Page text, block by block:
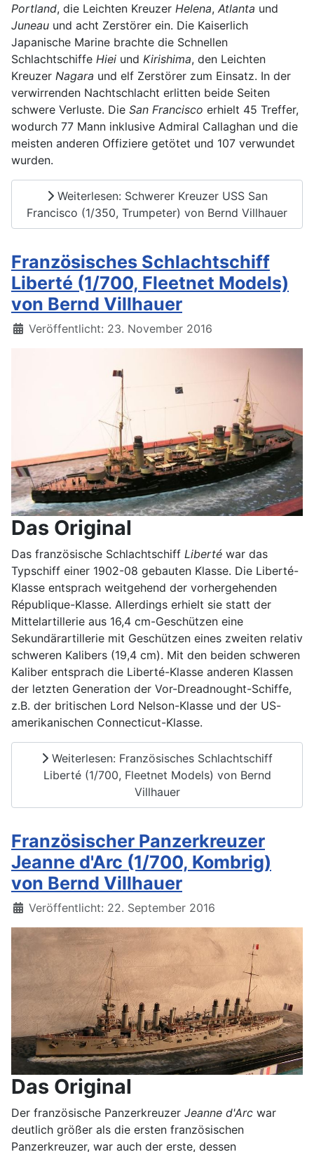
Portland, die Leichten Kreuzer Helena, Atlanta und
Juneau und acht Zerstörer ein. Die Kaiserlich
Japanische Marine brachte die Schnellen
Schlachtschiffe Hiei und Kirishima, den Leichten
Kreuzer Nagara und elf Zerstörer zum Einsatz. In der
verwirrenden Nachtschlacht erlitten beide Seiten
schwere Verluste. Die San Francisco erhielt 45 Treffer,
wodurch 77 Mann inklusive Admiral Callaghan und die
meisten anderen Offiziere getötet und 107 verwundet
wurden.
Weiterlesen: Schwerer Kreuzer USS San
Francisco (1/350, Trumpeter) von Bernd Villhauer
Französisches Schlachtschiff
Liberté (1/700, Fleetnet Models)
von Bernd Villhauer
Details
Veröffentlicht: 23. November 2016
Das Original
Das französische Schlachtschiff Liberté war das
Typschiff einer 1902-08 gebauten Klasse. Die Liberté-
Klasse entsprach weitgehend der vorhergehenden
République-Klasse. Allerdings erhielt sie statt der
Mittelartillerie aus 16,4 cm-Geschützen eine
Sekundärartillerie mit Geschützen eines zweiten relativ
schweren Kalibers (19,4 cm). Mit den beiden schweren
Kaliber entsprach die Liberté-Klasse anderen Klassen
der letzten Generation der Vor-Dreadnought-Schiffe,
z.B. der britischen Lord Nelson-Klasse und der US-
amerikanischen Connecticut-Klasse.
Weiterlesen: Französisches Schlachtschiff
Liberté (1/700, Fleetnet Models) von Bernd
Villhauer
Französischer Panzerkreuzer
Jeanne d'Arc (1/700, Kombrig)
von Bernd Villhauer
Details
Veröffentlicht: 22. September 2016
Das Original
Der französische Panzerkreuzer Jeanne d'Arc war
deutlich größer als die ersten französischen
Panzerkreuzer, war auch der erste, dessen